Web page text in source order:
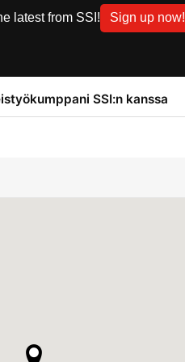
latest from SSI! Sign up now!
SSI:n kanssa